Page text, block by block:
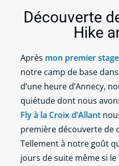
Découverte
Hike
Après mon premier
notre camp de base
d’une heure d’Annecy,
quiétude dont nous
Fly à la Croix d’Allant
première découverte de
Tellement à notre goût
jours de suite même si